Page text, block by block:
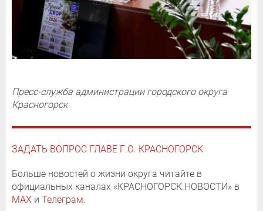
Пресс-служба администрации городского округа
Красногорск
ЗАДАТЬ ВОПРОС ГЛАВЕ Г.О. КРАСНОГОРСК
Больше новостей о жизни округа читайте в
официальных каналах «КРАСНОГОРСК.НОВОСТИ» в
MAX и Телеграм.